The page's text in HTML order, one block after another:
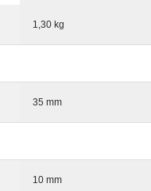
1,30 kg
35 mm
10 mm